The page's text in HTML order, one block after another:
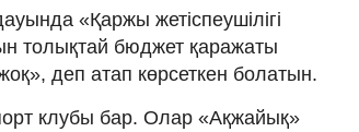
«Қаржы жетіспеушілігі
толықтай бюджет қаражаты
деп атап көрсеткен болатын.
клубы бар. Олар «Ақжайық»